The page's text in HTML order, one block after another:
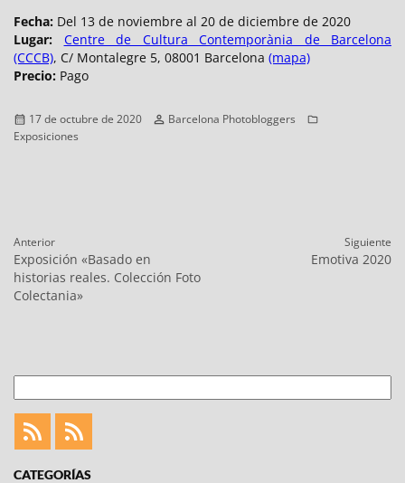
Fecha: Del 13 de noviembre al 20 de diciembre de 2020
Lugar:
Centre de Cultura Contemporània de Barcelona
(CCCB), C/ Montalegre 5, 08001 Barcelona (mapa)
Precio: Pago
Publicado
el
17 de octubre de 2020 Autor
Barcelona Photobloggers
Exposiciones
Navegación
de
entradas
Anterior
Entrada
anterior:
Exposición «Basado en
historias reales. Colección Foto
Colectania»
Siguiente
Emotiva 2020
Feed
Feed
CATEGORÍAS